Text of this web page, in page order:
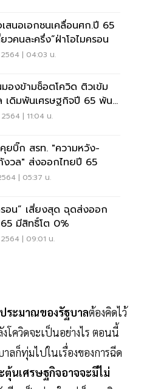
สนอเอกชนเคลื่อนศก.ปี 65
วคนละครึ่ง”ฝ่าโอไมครอน
| 04:03 น.
มองข้ามช็อตโควิด ติวเข้ม
เดิมพันเศรษฐกิจปี 65 พ้น
| 11:04 น.
คุยบิ๊ก สรท. "ความหวัง-
งวล" ส่งออกไทยปี 65
| 05:37 น.
รอน” เสี่ยงสุด ฉุดส่งออก
มีสิทธิ์โต 0%
| 09:01 น.
ระมาณของรัฐบาลต้องคิดไว้
โควิดจะเป็นอย่างไร ตอนนี้
ลก็ทุ่มไปในเรื่องของการฉีด
ตุ้นเศรษฐกิจอาจจะมีไม่